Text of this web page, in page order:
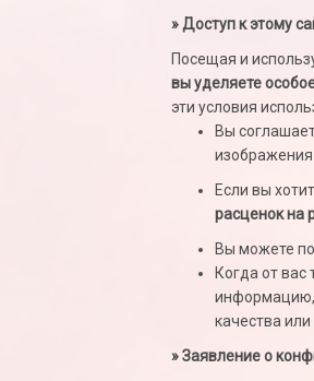
» Доступ к этому
Посещая и
вы уделяете
эти условия
Вы
изображения
Если вы
расценок на
Вы можете
Когда от
информацию,
качества
» Заявление о